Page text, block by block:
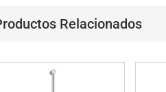
Relacionados